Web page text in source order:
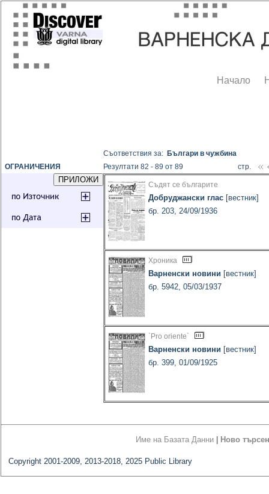
Начало
ОГРАНИЧЕНИЯ
Съответствия за: Българи в чужбина
Резултати 82 - 89 от 89
стр.
Съдят се българите
Добруджански глас [вестник]
бр. 203, 24/09/1936
Хроника
Варненски новини [вестник]
бр. 5942, 05/03/1937
`Pro oriente`
Варненски новини [вестник]
бр. 399, 01/09/1925
Име на Базата Данни Ново
Copyright 2001-2009, 2013-2018, 2025 Public Library